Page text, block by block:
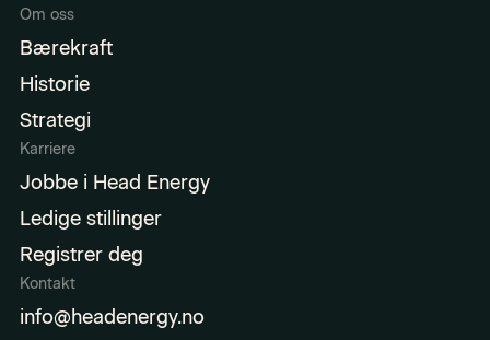
Om oss
Bærekraft
Historie
Strategi
Karriere
Jobbe i Head Energy
Ledige stillinger
Registrer deg
Kontakt
info@headenergy.no